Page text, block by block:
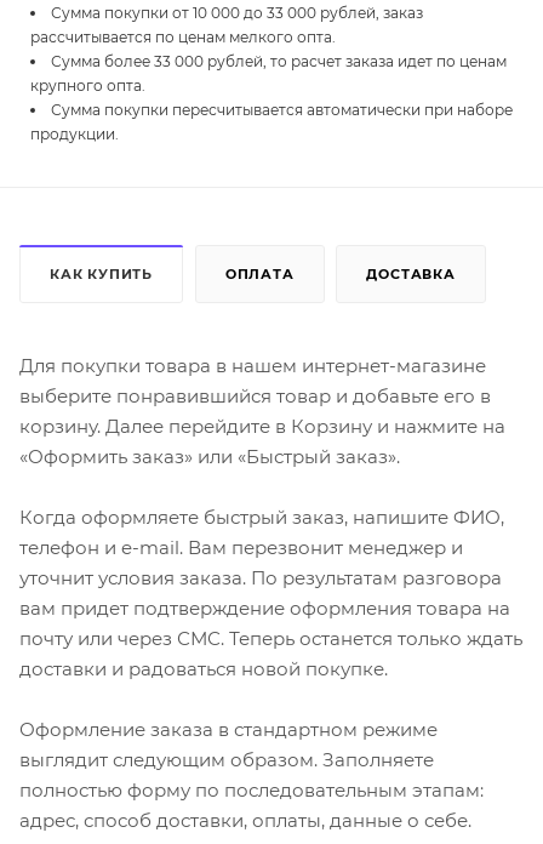
Сумма покупки от 10 000 до 33 000 рублей, заказ
рассчитывается по ценам мелкого опта.
Сумма более 33 000 рублей, то расчет заказа идет по ценам
крупного опта.
Сумма покупки пересчитывается автоматически при наборе
продукции.
КАК КУПИТЬ ОПЛАТА ДОСТАВКА
Для покупки товара в нашем интернет-магазине
выберите понравившийся товар и добавьте его в
корзину. Далее перейдите в Корзину и нажмите на
«Оформить заказ» или «Быстрый заказ».
Когда оформляете быстрый заказ, напишите ФИО,
телефон и e-mail. Вам перезвонит менеджер и
уточнит условия заказа. По результатам разговора
вам придет подтверждение оформления товара на
почту или через СМС. Теперь останется только ждать
доставки и радоваться новой покупке.
Оформление заказа в стандартном режиме
выглядит следующим образом. Заполняете
полностью форму по последовательным этапам:
адрес, способ доставки, оплаты, данные о себе.